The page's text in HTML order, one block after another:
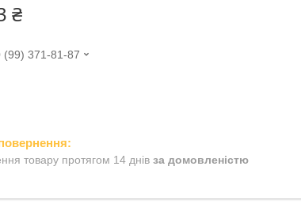
₴
(99) 371-81-87
товару протягом 14 днів за домовленістю